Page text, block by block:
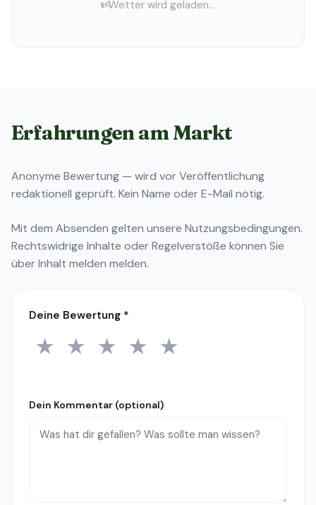
⏳Wetter wird geladen...
Erfahrungen am Markt
Anonyme Bewertung — wird vor Veröffentlichung
redaktionell geprüft. Kein Name oder E-Mail nötig.
Mit dem Absenden gelten unsere Nutzungsbedingungen.
Rechtswidrige Inhalte oder Regelverstöße können Sie
überInhalt melden melden.
Deine Bewertung *
1 Stern
★ 2 Sterne
★ 3 Sterne
★ 4 Sterne
★ 5 Sterne
★
Dein Kommentar (optional)